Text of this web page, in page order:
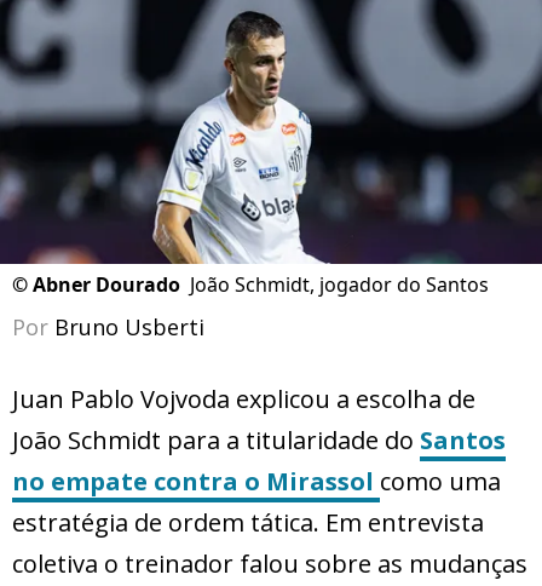
©Abner Dourado João Schmidt, jogador do Santos
Por Bruno Usberti
Juan Pablo Vojvoda explicou a escolha de
João Schmidt para a titularidade do Santos
no empate contra o Mirassol como uma
estratégia de ordem tática. Em entrevista
coletiva o treinador falou sobre as mudanças